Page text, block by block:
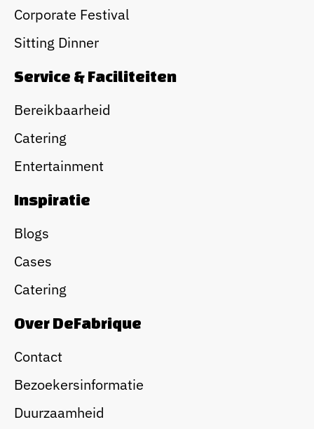
Corporate Festival
Sitting Dinner
Service & Faciliteiten
Bereikbaarheid
Catering
Entertainment
Inspiratie
Blogs
Cases
Catering
Over DeFabrique
Contact
Bezoekersinformatie
Duurzaamheid